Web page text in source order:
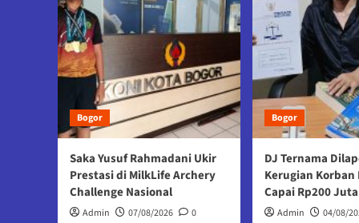
Bogor
Saka Yusuf Rahmadani Ukir
Prestasi di MilkLife Archery
Challenge Nasional
Admin 07/08/2026 0
Bogor
DJ Ternama
Kerugian
Capai Rp200 Juta
Admin 04/08/